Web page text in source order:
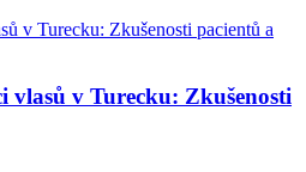
vlasů v Turecku: Zkušenosti